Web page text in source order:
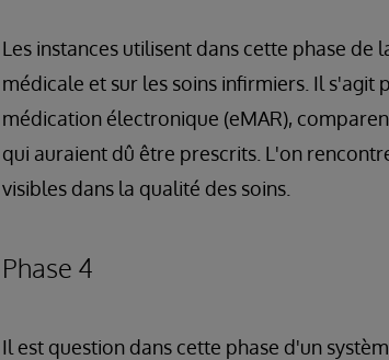
Les instances utilisent dans cette phase
médicale et sur les soins infirmiers. Il s'agit
médication électronique (eMAR),
qui auraient dû être prescrits. L'on
visibles dans la qualité des soins.
Phase 4
Il est question dans cette phase d'un